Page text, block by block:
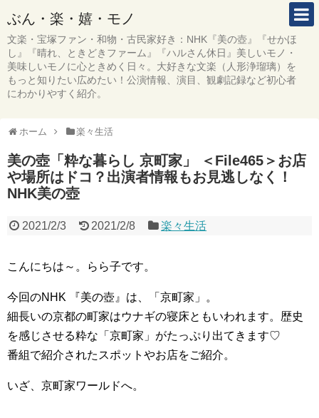
ぶん・楽・嬉・モノ
文楽・宝塚ファン・和物・古民家好き：NHK『美の壺』『せかほ
し』『晴れ、ときどきファーム』『ハルさん休日』美しいモノ・
美味しいモノに心ときめく日々。大好きな文楽（人形浄瑠璃）を
もっと知りたい広めたい！公演情報、演目、観劇記録など初心者
にわかりやすく紹介。
ホーム 楽々生活
美の壺「粋な暮らし 京町家」 ＜File465＞お店
や場所はドコ？出演者情報もお見逃しなく！
NHK美の壺
2021/2/3 2021/2/8 楽々生活
こんにちは～。らら子です。
今回のNHK 『美の壺』は、「京町家」。
細長いの京都の町家はウナギの寝床ともいわれます。歴史
を感じさせる粋な「京町家」がたっぷり出てきます♡
番組で紹介されたスポットやお店をご紹介。
いざ、京町家ワールドへ。